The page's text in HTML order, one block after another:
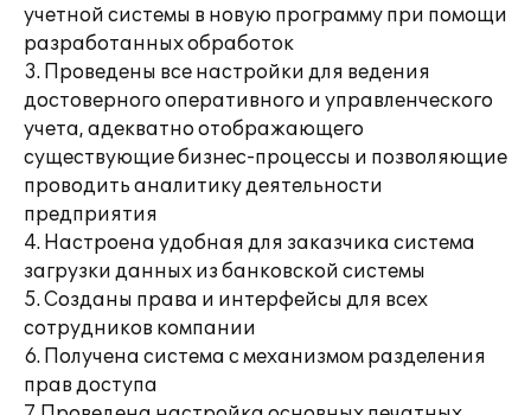
учетной системы в новую программу при помощи
разработанных обработок
3. Проведены все настройки для ведения
достоверного оперативного и управленческого
учета, адекватно отображающего
существующие бизнес-процессы и позволяющие
проводить аналитику деятельности
предприятия
4. Настроена удобная для заказчика система
загрузки данных из банковской системы
5. Созданы права и интерфейсы для всех
сотрудников компании
6. Получена система с механизмом разделения
прав доступа